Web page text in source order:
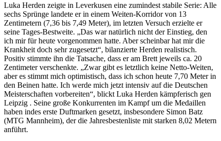
Luka Herden zeigte in Leverkusen eine zumindest stabile Serie: Alle
sechs Sprünge landete er in einem Weiten-Korridor von 13
Zentimetern (7,36 bis 7,49 Meter), im letzten Versuch erzielte er
seine Tages-Bestweite. „Das war natürlich nicht der Einstieg, den
ich mir für heute vorgenommen hatte. Aber scheinbar hat mir die
Krankheit doch sehr zugesetzt“, bilanzierte Herden realistisch.
Positiv stimmte ihn die Tatsache, dass er am Brett jeweils ca. 20
Zentimeter verschenkte. „Zwar gibt es letztlich keine Netto-Weiten,
aber es stimmt mich optimistisch, dass ich schon heute 7,70 Meter in
den Beinen hatte. Ich werde mich jetzt intensiv auf die Deutschen
Meisterschaften vorbereiten“, blickt Luka Herden kämpferisch gen
Leipzig . Seine große Konkurrenten im Kampf um die Medaillen
haben indes erste Duftmarken gesetzt, insbesondere Simon Batz
(MTG Mannheim), der die Jahresbestenliste mit starken 8,02 Metern
anführt.